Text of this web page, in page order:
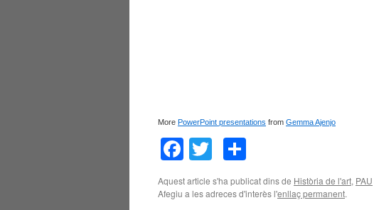
More PowerPoint presentations from Gemma Ajenjo
Facebook
Twitter
Aquest article s'ha publicat dins de Història de l'art, PAU
Afegiu a les adreces d'interès l'enllaç permanent.